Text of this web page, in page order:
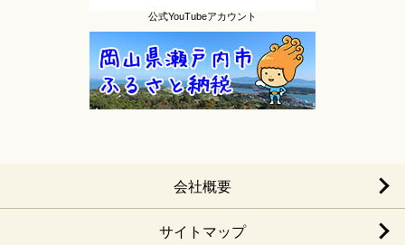
公式YouTubeアカウント
会社概要
サイトマップ